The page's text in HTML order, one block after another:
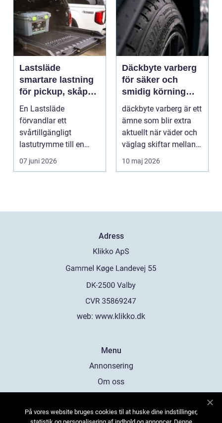
Lastsläde
smartare lastning
för pickup, skåpbil
och personbil
En Lastsläde
förvandlar ett
svårtillgängligt
lastutrymme till en
lättjobbad yta. Genom
att dra ut la...
07 juni 2026
Däckbyte varberg
för säker och
smidig körning
Året runt
däckbyte varberg är ett
ämne som blir extra
aktuellt när väder och
väglag skiftar mellan
sommar och ...
10 maj 2026
Adress
web: www.klikko.dk
Menu
Annonsering
Om oss
Kontakta oss
På vores website bruges cookies til at huske dine indstillinger,